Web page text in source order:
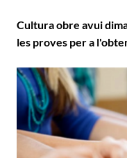
Cultura obre avui
les proves per a